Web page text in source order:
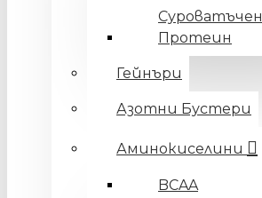
Суроватъчен
Протеин
Гейнъри
Азотни Бустери
Аминокиселини
BCAA